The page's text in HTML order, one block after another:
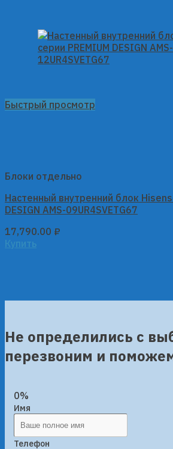
Быстрый просмотр
Блоки отдельно
Настенный внутренний блок
DESIGN AMS-09UR4SVETG67
17,790.00 ₽
Купить
Не определились с
перезвоним и
0%
Имя
Телефон